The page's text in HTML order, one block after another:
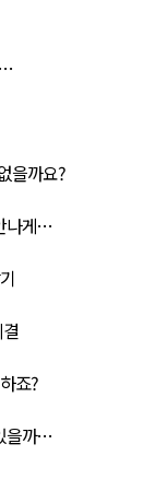
을까요?
나게…
죠?
을까…